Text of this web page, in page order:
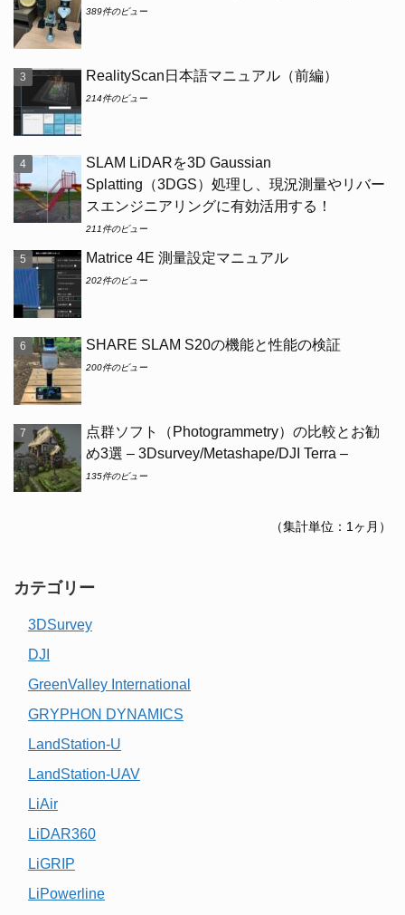
389件のビュー
RealityScan日本語マニュアル（前編）
214件のビュー
SLAM LiDARを3D Gaussian
Splatting（3DGS）処理し、現況測量やリバー
スエンジニアリングに有効活用する！
211件のビュー
Matrice 4E 測量設定マニュアル
202件のビュー
SHARE SLAM S20の機能と性能の検証
200件のビュー
点群ソフト（Photogrammetry）の比較とお勧
め3選 – 3Dsurvey/Metashape/DJI Terra –
135件のビュー
（集計単位：1ヶ月）
カテゴリー
3DSurvey
DJI
GreenValley International
GRYPHON DYNAMICS
LandStation-U
LandStation-UAV
LiAir
LiDAR360
LiGRIP
LiPowerline